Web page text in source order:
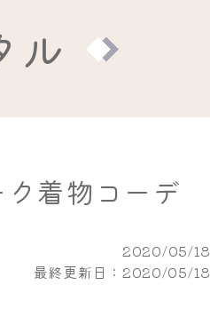
ル
着物コーデ
2020/05/18
最終更新日：2020/05/18